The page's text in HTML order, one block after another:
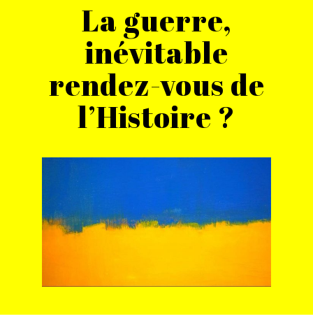
La guerre,
inévitable
rendez-vous de
l’Histoire ?